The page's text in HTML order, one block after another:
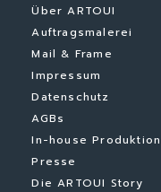
Über ARTOUI
Auftragsmalerei
Mail & Frame
Impressum
Datenschutz
AGBs
In-house Produktion
Presse
Die ARTOUI Story